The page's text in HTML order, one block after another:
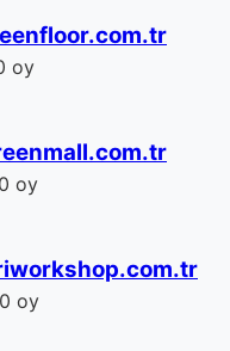
oy
oy
0 oy